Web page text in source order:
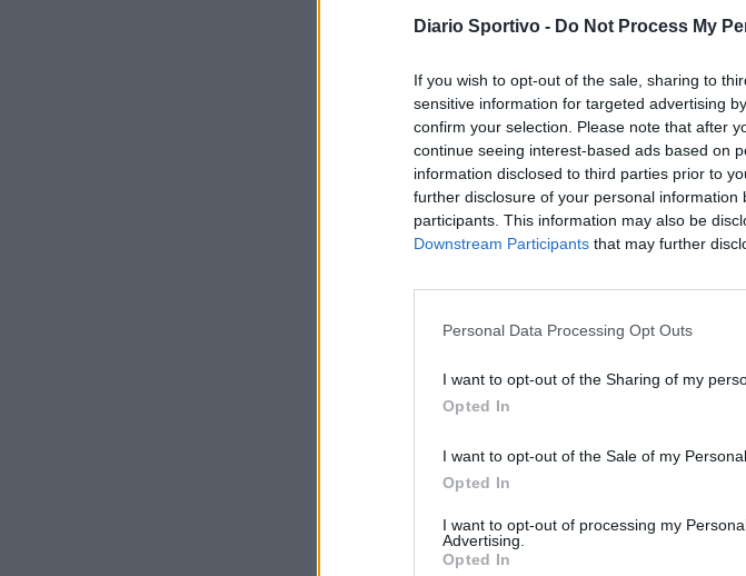
Diario Sportivo - Do Not Process My
If you wish to opt-out of the sale, sharing to
sensitive information for targeted advertising
confirm your selection. Please note that after
continue seeing interest-based ads based on
information disclosed to third parties prior to
further disclosure of your personal information
participants. This information may also be
Downstream Participants that may further
Personal Data Processing Opt Outs
I want to opt-out of the Sharing of my
Opted In
I want to opt-out of the Sale of my Personal
Opted In
I want to opt-out of processing my
Advertising.
Opted In